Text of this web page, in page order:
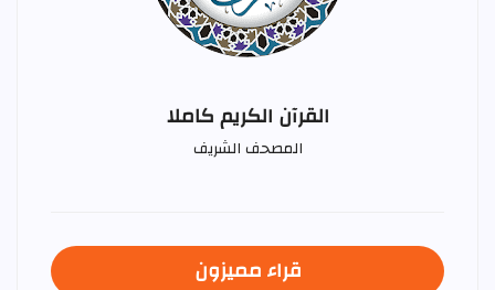
القرآن الكريم كاملا
المصحف الشريف
قراء مميزون